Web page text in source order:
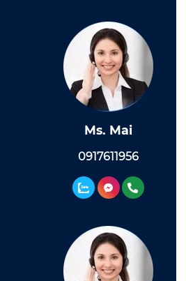
Ms. Mai
0917611956